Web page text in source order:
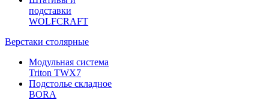
подставки
WOLFCRAFT
Верстаки столярные
Модульная система
Triton TWX7
Подстолье складное
BORA